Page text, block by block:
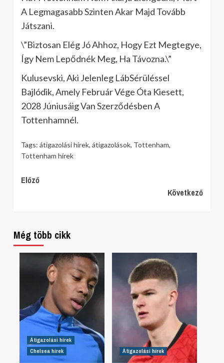
A Legmagasabb Szinten Akar Majd Tovább
Játszani.
\”Biztosan Elég Jó Ahhoz, Hogy Ezt Megtegye,
Így Nem Lepődnék Meg, Ha Távozna.\”
Kulusevski, Aki Jelenleg LábSérüléssel
Bajlódik, Amely Február Vége Óta Kiesett,
2028 Júniusáig Van Szerződésben A
Tottenhamnél.
Tags: átigazolási hírek, átigazolások, Tottenham,
Tottenham hírek
Continue
Előző
Következő
Még több cikk
Átigazolási hírek
Chelsea hírek
Átigazolási hírek